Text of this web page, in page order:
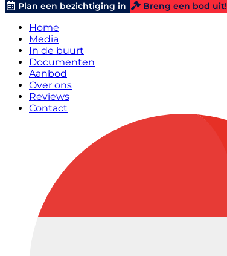
Plan een bezichtiging in
Breng een bod uit!
Home
Media
In de buurt
Documenten
Aanbod
Over ons
Reviews
Contact